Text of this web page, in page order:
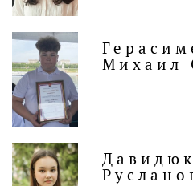
Михаил